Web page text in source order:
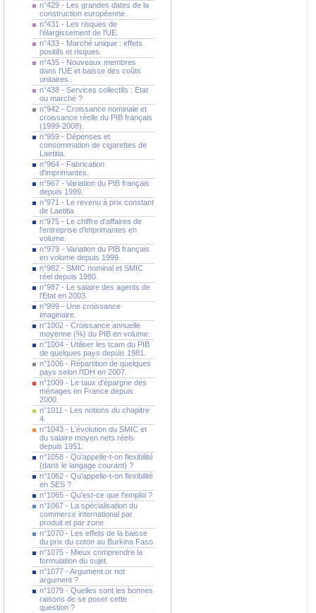
n°429 - Les grandes dates de la
construction européenne.
n°431 - Les risques de
l'élargissement de l'UE.
n°433 - Marché unique : effets
positifs et risques.
n°435 - Nouveaux membres
dans l'UE et baisse des coûts
unitaires..
n°438 - Services collectifs : Etat
ou marché ?
n°942 - Croissance nominale et
croissance réelle du PIB français
(1999-2008).
n°959 - Dépenses et
consommation de cigarettes de
Laetitia.
n°964 - Fabrication
d'imprimantes.
n°967 - Variation du PIB français
depuis 1999.
n°971 - Le revenu à prix constant
de Laetitia
n°975 - Le chiffre d'affaires de
l'entreprise d'imprimantes en
volume.
n°979 - Variation du PIB français
en volume depuis 1999.
n°982 - SMIC nominal et SMIC
réel depuis 1980.
n°987 - Le salaire des agents de
l'Etat en 2003.
n°999 - Une croissance
imaginaire.
n°1002 - Croissance annuelle
moyenne (%) du PIB en volume.
n°1004 - Utiliser les tcam du PIB
de quelques pays depuis 1981.
n°1006 - Répartition de quelques
pays selon l'IDH en 2007.
n°1009 - Le taux d'épargne des
ménages en France depuis
2000.
n°1011 - Les notions du chapitre
4
n°1043 - L'évolution du SMIC et
du salaire moyen nets réels
depuis 1951.
n°1058 - Qu'appelle-t-on flexibilité
(dans le langage courant) ?
n°1062 - Qu'appelle-t-on flexibilité
en SES ?
n°1065 - Qu'est-ce que l'emploi ?
n°1067 - La spécialisation du
commerce international par
produit et par zone
n°1070 - Les effets de la baisse
du prix du coton au Burkina Faso
n°1075 - Mieux comprendre la
formulation du sujet.
n°1077 - Argument or not
argument ?
n°1079 - Quelles sont les bonnes
raisons de se poser cette
question ?